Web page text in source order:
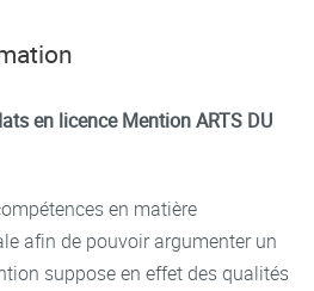
en licence Mention ARTS DU
en matière
afin de pouvoir argumenter un
suppose en effet des qualités